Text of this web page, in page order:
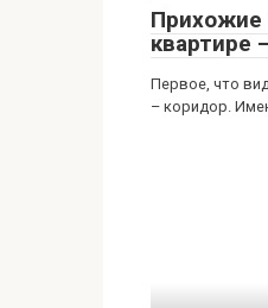
Прихожие
квартире
Первое, что
– коридор.